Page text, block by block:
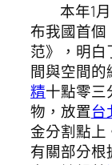
本年1
布我國首個
范》，明白
間與空間的
精十點零三
物，放置台
金分割點上
有關部分根